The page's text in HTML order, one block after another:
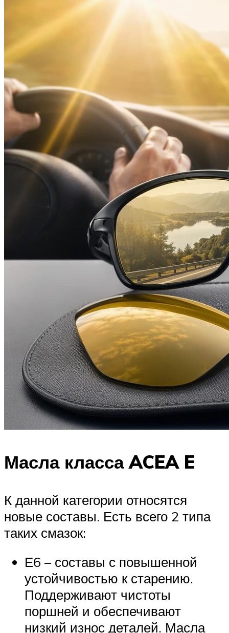
Масла класса ACEA E
К данной категории относятся
новые составы. Есть всего 2 типа
таких смазок:
Е6 – составы с повышенной
устойчивостью к старению.
Поддерживают чистоты
поршней и обеспечивают
низкий износ деталей. Масла